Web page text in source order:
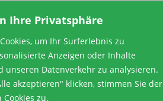
Ihre Privatsphäre
um Ihr Surferlebnis zu
Anzeigen oder Inhalte
unseren Datenverkehr zu analysieren.
akzeptieren" klicken, stimmen Sie der
zu.